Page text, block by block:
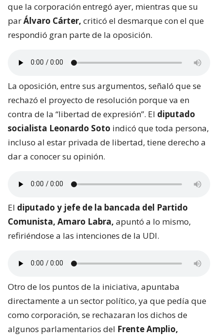
que la corporación entregó ayer, mientras que su
parÁlvaro Cárter, criticó el desmarque con el que
respondió gran parte de la oposición.
La oposición, entre sus argumentos, señaló que se
rechazó el proyecto de resolución porque va en
contra de la “libertad de expresión”. El diputado
socialista Leonardo Soto indicó que toda persona,
incluso al estar privada de libertad, tiene derecho a
dar a conocer su opinión.
El diputado y jefe de la bancada del Partido
Comunista, Amaro Labra, apuntó a lo mismo,
refiriéndose a las intenciones de la UDI.
Otro de los puntos de la iniciativa, apuntaba
directamente a un sector político, ya que pedía que
como corporación, se rechazaran los dichos de
algunos parlamentarios del Frente Amplio,